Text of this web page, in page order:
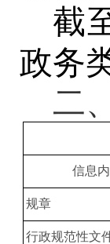
截
政务
二、
信息
规章
行政规范性文